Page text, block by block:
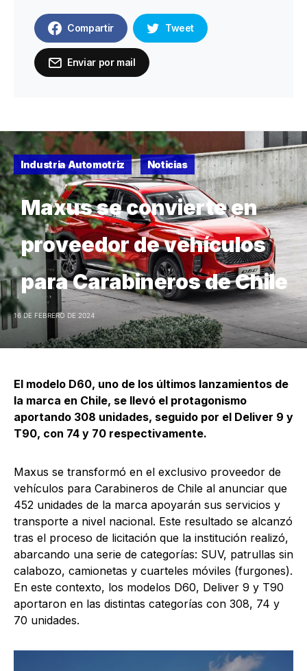
Compartir Tweet
Enviar por mail
Industria Automotriz Noticias
Maxus se convierte en
proveedor de vehículos
para Carabineros de Chile
16 DE FEBRERO DE 2024
El modelo D60, uno de los últimos lanzamientos de
la marca en Chile, se llevó el protagonismo
aportando 308 unidades, seguido por el Deliver 9 y
T90, con 74 y 70 respectivamente.
Maxus se transformó en el exclusivo proveedor de
vehículos para Carabineros de Chile al anunciar que
452 unidades de la marca apoyarán sus servicios y
transporte a nivel nacional. Este resultado se alcanzó
tras el proceso de licitación que la institución realizó,
abarcando una serie de categorías: SUV, patrullas sin
calabozo, camionetas y cuarteles móviles (furgones).
En este contexto, los modelos D60, Deliver 9 y T90
aportaron en las distintas categorías con 308, 74 y
70 unidades.